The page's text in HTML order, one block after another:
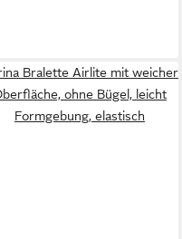
Bralette Airlite mit weicher
ohne Bügel, leicht
Formgebung, elastisch